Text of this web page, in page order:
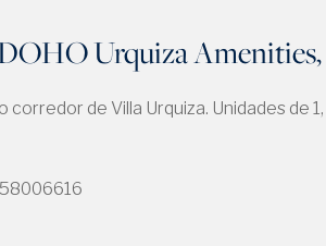
Urquiza
corredor de Villa Urquiza. Unidades de